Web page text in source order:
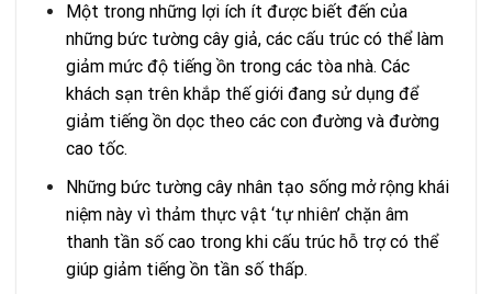
Một trong những lợi ích ít được biết đến của
những bức tường cây giả, các cấu trúc có thể làm
giảm mức độ tiếng ồn trong các tòa nhà. Các
khách sạn trên khắp thế giới đang sử dụng để
giảm tiếng ồn dọc theo các con đường và đường
cao tốc.
Những bức tường cây nhân tạo sống mở rộng khái
niệm này vì thảm thực vật ‘tự nhiên’ chặn âm
thanh tần số cao trong khi cấu trúc hỗ trợ có thể
giúp giảm tiếng ồn tần số thấp.